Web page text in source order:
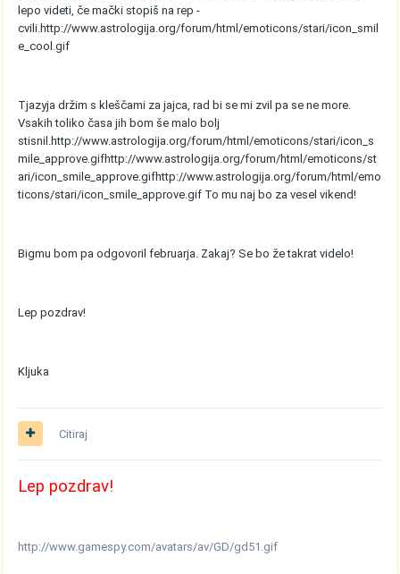
lepo videti, če mački stopiš na rep -
cvili.http://www.astrologija.org/forum/html/emoticons/stari/icon_smil
e_cool.gif
Tjazyja držim s kleščami za jajca, rad bi se mi zvil pa se ne more.
Vsakih toliko časa jih bom še malo bolj
stisnil.http://www.astrologija.org/forum/html/emoticons/stari/icon_s
mile_approve.gifhttp://www.astrologija.org/forum/html/emoticons/st
ari/icon_smile_approve.gifhttp://www.astrologija.org/forum/html/emo
ticons/stari/icon_smile_approve.gif To mu naj bo za vesel vikend!
Bigmu bom pa odgovoril februarja. Zakaj? Se bo že takrat videlo!
Lep pozdrav!
Kljuka
Citiraj
Lep pozdrav!
http://www.gamespy.com/avatars/av/GD/gd51.gif